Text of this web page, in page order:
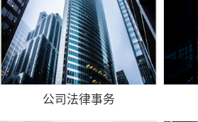
公司法律事务